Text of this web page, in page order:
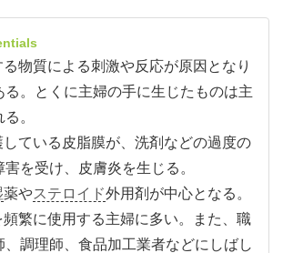
物質による刺激や反応が原因となり
る。とくに主婦の手に生じたものは主
。
している皮脂膜が、洗剤などの過度の
を受け、皮膚炎を生じる。
薬やステロイド外用剤が中心となる。
頻繁に使用する主婦に多い。また、職
、調理師、食品加工業者などにしばし